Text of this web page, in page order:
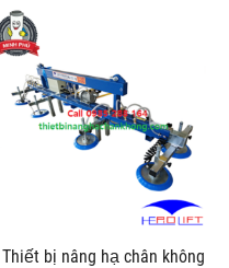
Thiết bị nâng hạ chân không